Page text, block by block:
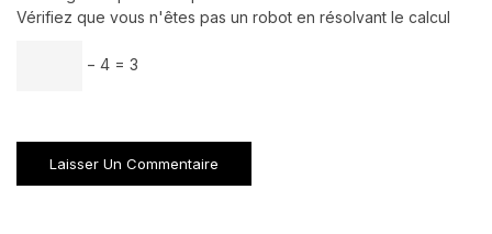
Vérifiez que vous n'êtes pas un robot en résolvant le calcul
− 4 = 3